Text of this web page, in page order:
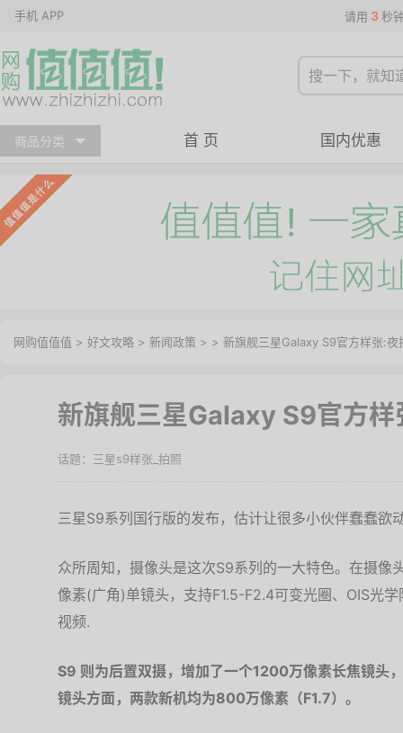
手机 APP 请用 3 秒
商品分类 首 页 国内优惠
网购值值值 > 好文攻略 > 新闻政策 > > 新旗舰三星Galaxy S9官方样张:夜
新旗舰三星Galaxy S9官方
三星s9样张_拍照
三星S9系列国行版的发布，估计让很多小伙伴蠢蠢欲
众所周知，摄像头是这次S9系列的一大特色。在摄
像素(广角)单镜头，支持F1.5-F2.4可变光圈、OIS光
视频.
S9 则为后置双摄，增加了一个1200万像素长焦镜头
镜头方面，两款新机均为800万像素（F1.7）。